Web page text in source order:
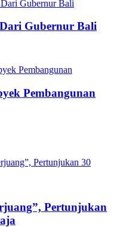
Gubernur Bali
Pembangunan
Pertunjukan